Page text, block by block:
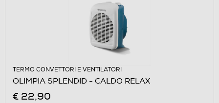
TERMO CONVETTORI E VENTILATORI
OLIMPIA SPLENDID - CALDO RELAX
€ 22,90